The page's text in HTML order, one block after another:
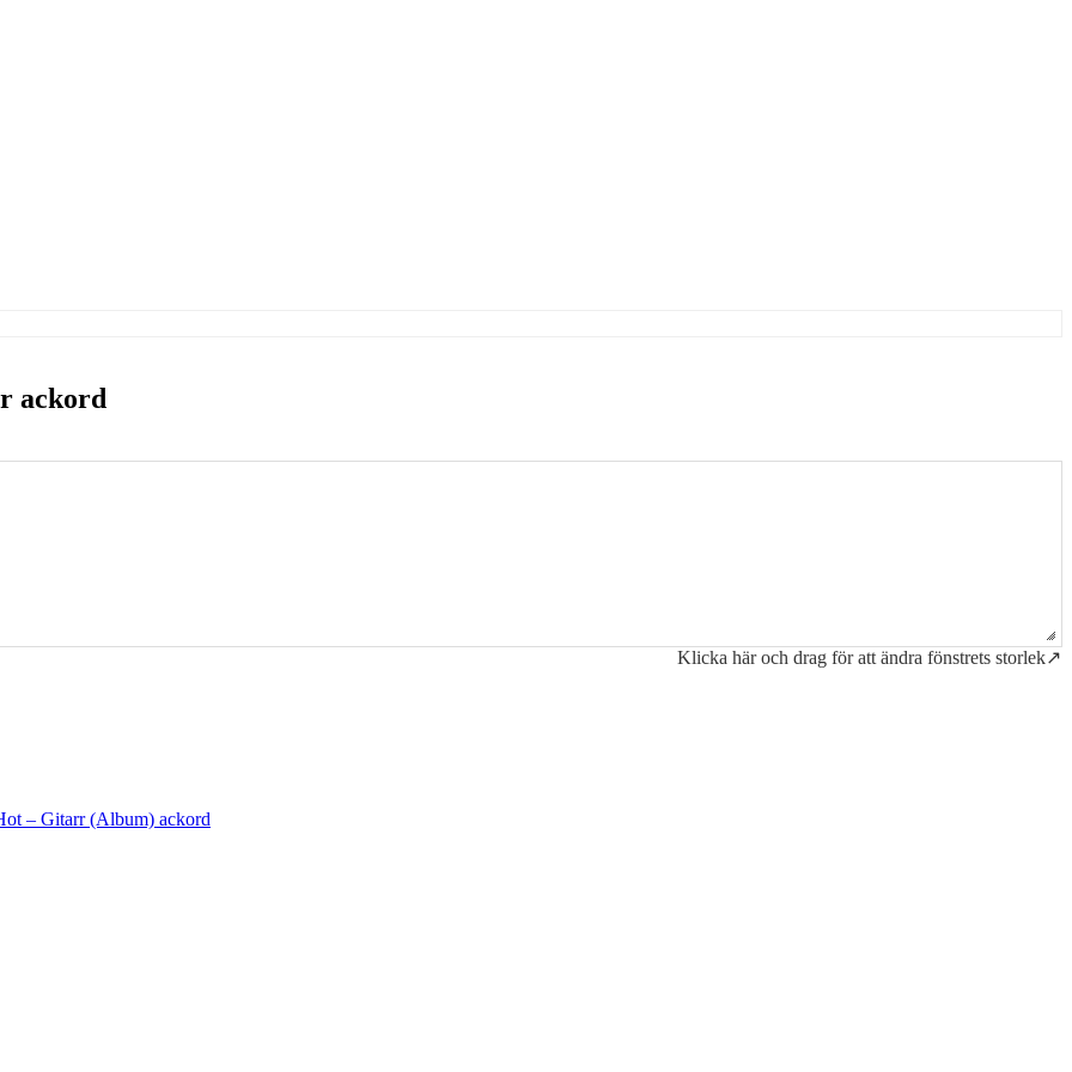
ackord
Klicka här och drag för att ändra fönstrets storlek↗
– Gitarr (Album) ackord